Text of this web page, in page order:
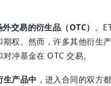
外交易的衍生品（OTC） 。
权。然而，许多其他衍生
冲基金在 OTC 交易。
生产品中 ，进入合同的双方